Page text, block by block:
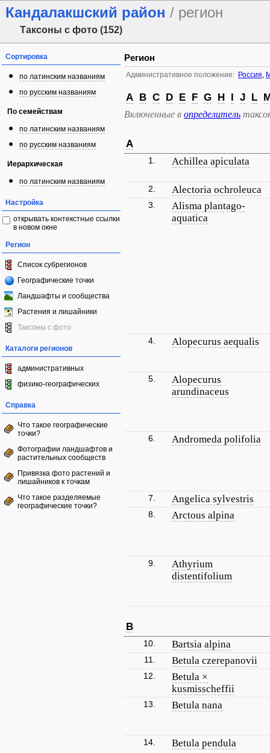
Кандалакшский район / регион
Таксоны с фото (152)
Сортировка
по латинским названиям
по русским названиям
По семействам
по латинским названиям
по русским названиям
Иерархическая
по латинским названиям
Настройка
открывать контекстные ссылки
в новом окне
Регион
Список субрегионов
Географические точки
Ландшафты и сообщества
Растения и лишайники
Таксоны с фото
Каталоги регионов
административных
физико-географических
Справка
Что такое географические
точки?
Фотографии ландшафтов и
растительных сообществ
Привязка фото растений и
лишайников к точкам
Что такое разделяемые
географические точки?
Регион
Административное положение: Россия,
A B C D E F G H I J L
Включенные в определитель
A
1. Achillea apiculata
2. Alectoria ochroleuca
3.
Alisma plantago-
aquatica
4. Alopecurus aequalis
5.
Alopecurus
arundinaceus
6. Andromeda polifolia
7. Angelica sylvestris
8. Arctous alpina
9.
Athyrium
distentifolium
B
10. Bartsia alpina
11. Betula czerepanovii
12.
Betula ×
kusmisscheffii
13. Betula nana
14. Betula pendula